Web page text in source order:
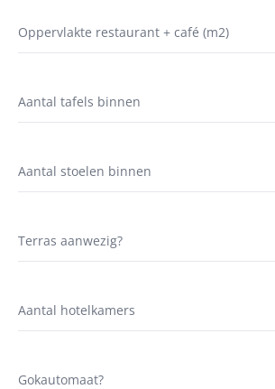
Oppervlakte restaurant + café (m2)
Aantal tafels binnen
Aantal stoelen binnen
Terras aanwezig?
Aantal hotelkamers
Gokautomaat?